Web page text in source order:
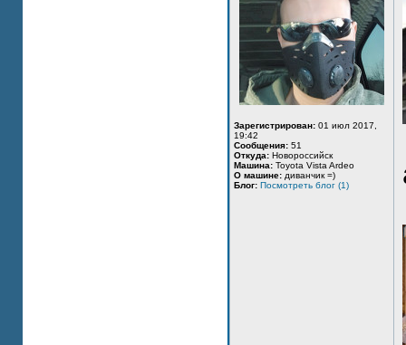
Зарегистрирован: 01 июл 2017,
19:42
Сообщения: 51
Откуда: Новороссийск
Машина: Toyota Vista Ardeo
О машине: диванчик =)
Блог: Посмотреть блог (1)